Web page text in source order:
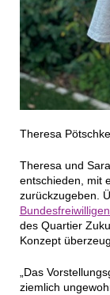
Theresa
Theresa und
entschieden, mit
zurückzugeben.
des Quartier
Konzept
„Das
ziemlich